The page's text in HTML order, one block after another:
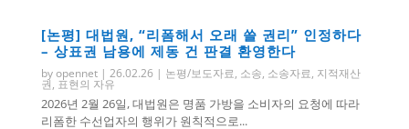
[논평] 대법원, “리폼해서 오래 쓸 권리” 인정하다
– 상표권 남용에 제동 건 판결 환영한다
byopennet| 26.02.26| 논평/보도자료, 소송, 소송자료, 지적재산
권, 표현의 자유
2026년 2월 26일, 대법원은 명품 가방을 소비자의 요청에 따라
리폼한 수선업자의 행위가 원칙적으로...